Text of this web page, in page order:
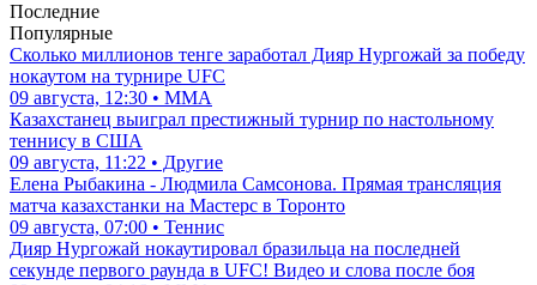
Последние
Популярные
Сколько миллионов тенге заработал Дияр Нургожай за победу
нокаутом на турнире UFC
09 августа, 12:30 • ММА
Казахстанец выиграл престижный турнир по настольному
теннису в США
09 августа, 11:22 • Другие
Елена Рыбакина - Людмила Самсонова. Прямая трансляция
матча казахстанки на Мастерс в Торонто
09 августа, 07:00 • Теннис
Дияр Нургожай нокаутировал бразильца на последней
секунде первого раунда в UFC! Видео и слова после боя